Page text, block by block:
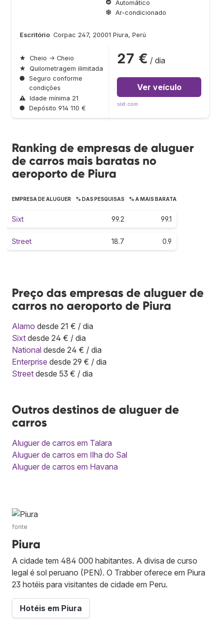
Automático
Ar-condicionado
Escritório Corpac 247, 20001 Piura, Perú
★ Cheio → Cheio
★ Quilometragem ilimitada
● Seguro conforme
condições
⚠ Idade mínima 21
● Depósito 914 110 €
27 € / dia
Ver veículo
sixt.com
Ranking de empresas de aluguer
de carros mais baratas no
aeroporto de Piura
EMPRESA DE ALUGUER % DAS PESQUISAS % A MAIS BARATA
Sixt 99.2 99.1
Street 18.7 0.9
Preço das empresas de aluguer de
carros no aeroporto de Piura
Alamo desde 21 € / dia
Sixt desde 24 € / dia
National desde 24 € / dia
Enterprise desde 29 € / dia
Street desde 53 € / dia
Outros destinos de aluguer de
carros
Aluguer de carros em Talara
Aluguer de carros em Ilha do Sal
Aluguer de carros em Havana
fonte
Piura
A cidade tem 484 000 habitantes. A divisa de curso
legal é sol peruano (PEN). O Trabber oferece em Piura
23 hotéis para visitantes de cidade em Peru.
Hotéis em Piura